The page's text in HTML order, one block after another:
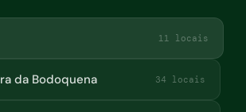
11 locais
da Bodoquena 34 locais